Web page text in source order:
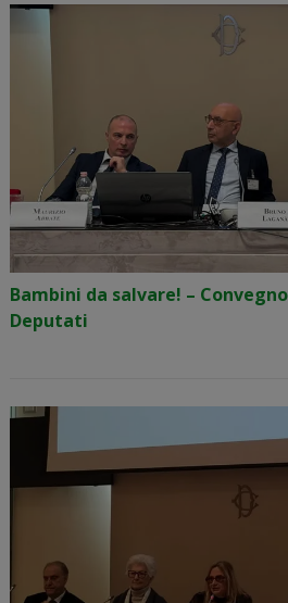
Bambini da salvare! –
Deputati